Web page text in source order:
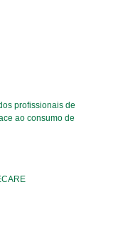
profissionais de
ao consumo de